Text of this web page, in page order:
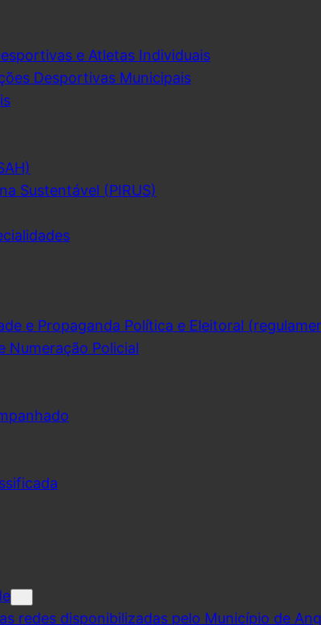
e Atletas Individuais
Desportivas Municipais
Sustentável (PIRUS)
e Propaganda Política e Eleitoral
Numeração Policial
redes disponibilizadas pelo Município de